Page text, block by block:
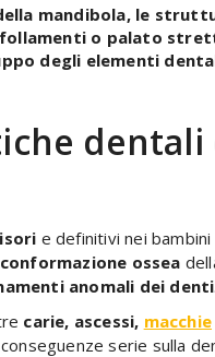
mandibola, le
o palato
degli elementi
e definitivi nei
conformazione ossea
anomali dei denti
carie, ascessi, macchie
serie sulla